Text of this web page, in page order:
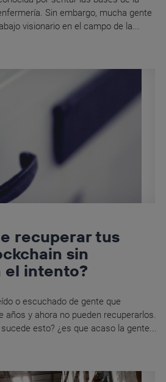
Sin embargo, mucha gente
visionario en el campo de la...
recuperar tus
sin
intento?
o escuchado de gente que
años y ahora no pueden recuperarlos.
esto? ¿es que acaso la gente...